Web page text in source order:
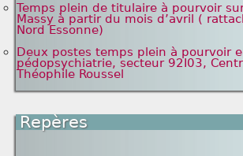
Temps plein de titulaire à pourvoir
Massy à partir du mois d’avril (
Nord Essonne)
Deux postes temps plein à pourvoir
pédopsychiatrie, secteur 92I03,
Théophile Roussel
Repères